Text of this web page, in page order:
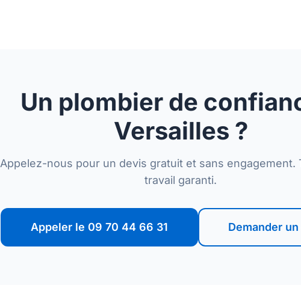
Un plombier de
Versailles ?
Appelez-nous pour un devis gratuit et sans engagement.
travail garanti.
Appeler le 09 70 44 66 31 Demander